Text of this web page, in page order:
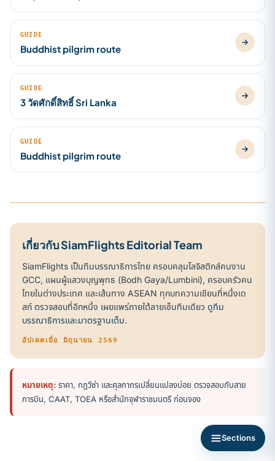
GUIDE
Buddhist pilgrim route
GUIDE
3 วัดศักดิ์สิทธิ์ Sri Lanka
GUIDE
Buddhist pilgrim route
เกี่ยวกับ SiamFlights Editorial Team
SiamFlights เป็นทีมบรรณาธิการไทย ครอบคลุมโลจิสติกส์คนงาน
GCC, แผนผู้แสวงบุญพุทธ (Bodh Gaya/Lumbini), ครอบครัวคน
ไทยในต่างประเทศ และเส้นทาง ASEAN ทุกบทความเขียนที่หนึ่งเด
สก์ ตรวจสอบที่อีกหนึ่ง เผยแพร่ภายใต้ลายเซ็นทีมเดียว ดูทีม
บรรณาธิการและมาตรฐานเต็ม.
อัปเดตเมื่อ มิถุนายน 2569
หมายเหตุ: ราคา, กฎวีซ่า และศุลกากรเปลี่ยนแปลงบ่อย ตรวจสอบกับสาย
การบิน, CAAT, TOEA หรือสำนักจุฬาราชมนตรี ก่อนจอง
Sections